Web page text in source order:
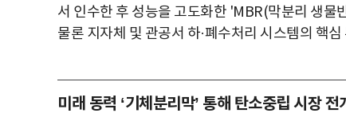
서 인수한 후 성능을 고도화한 'MBR(막분리 생물
물론 지자체 및 관공서 하·폐수처리 시스템의 핵심
미래 동력 ‘기체분리막’ 통해 탄소중립 시장 전